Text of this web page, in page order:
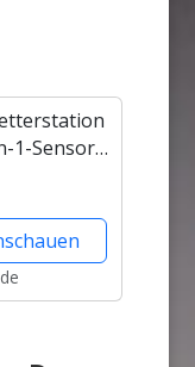
1-Sensor,